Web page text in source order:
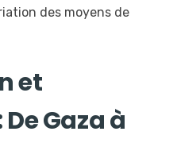
des moyens de
et
Gaza à